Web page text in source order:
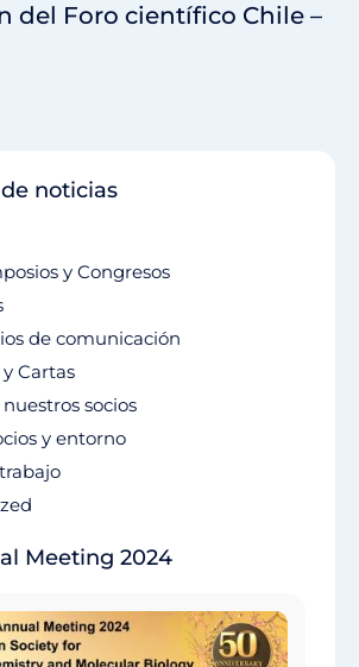
del Foro científico Chile –
noticias
y Congresos
de comunicación
Cartas
socios
y entorno
Meeting 2024